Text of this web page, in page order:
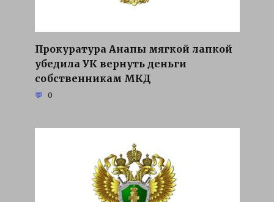
Прокуратура Анапы мягкой лапкой
убедила УК вернуть деньги
собственникам МКД
0